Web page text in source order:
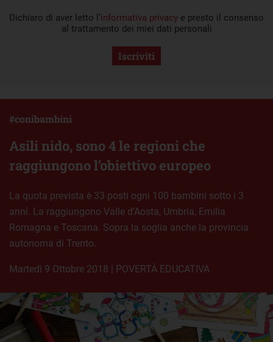
Dichiaro di aver letto l’informativa privacy e presto il consenso
al trattamento dei miei dati personali
Iscriviti
Asili nido, sono 4 le regioni che
raggiungono l’obiettivo europeo
#conibambini
La quota prevista è 33 posti ogni 100 bambini sotto i 3
anni. La raggiungono Valle d’Aosta, Umbria, Emilia
Romagna e Toscana. Sopra la soglia anche la provincia
autonoma di Trento.
martedì 9 Ottobre 2018 | POVERTÀ EDUCATIVA